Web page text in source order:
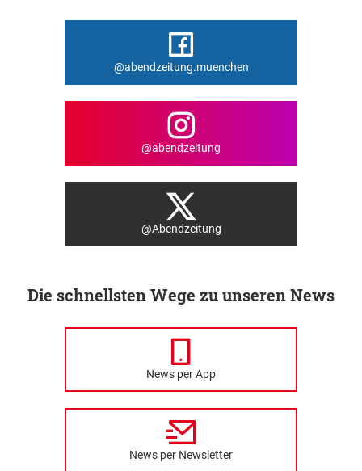
@abendzeitung.muenchen
@abendzeitung
@Abendzeitung
Die schnellsten Wege zu unseren News
News per App
News per Newsletter